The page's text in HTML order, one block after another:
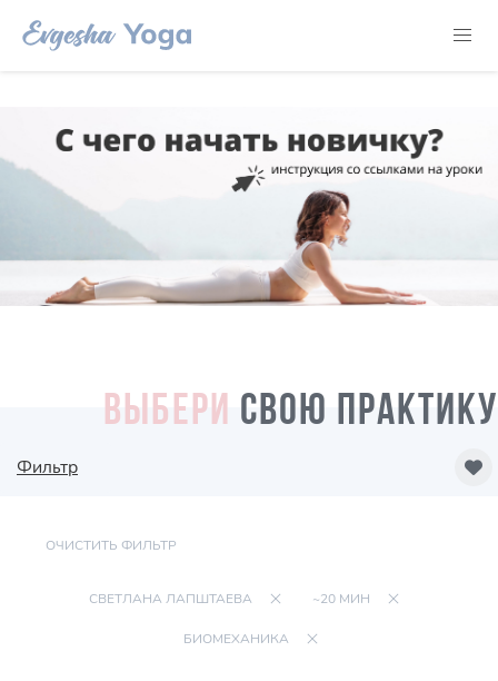
ВЫБЕРИ СВОЮ ПРАКТИКУ
Фильтр
ОЧИСТИТЬ ФИЛЬТР
СВЕТЛАНА ЛАПШТАЕВА ~20 МИН
БИОМЕХАНИКА